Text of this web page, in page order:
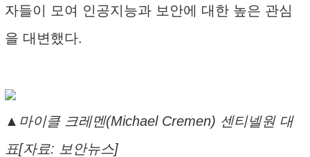
자들이 모여 인공지능과 보안에 대한 높은 관심
을 대변했다.
▲마이클 크레멘(Michael Cremen) 센티넬원 대
표[자료: 보안뉴스]